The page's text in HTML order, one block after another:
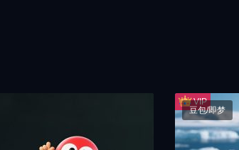
豆包/即梦